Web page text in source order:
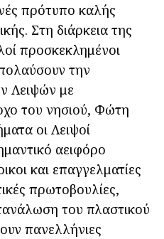
πρότυπο καλής
Στη διάρκεια της
προσκεκλημένοι
την
Λειψών με
του νησιού, Φώτη
οι Λειψοί
αειφόρο
και επαγγελματίες
πρωτοβουλίες,
του πλαστικού
πανελλήνιες